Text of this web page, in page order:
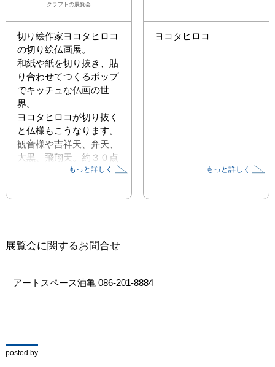
クラフト の展覧会
切り絵作家ヨコタヒロコ
の切り絵仏画展。
和紙や紙を切り抜き、貼
り合わせてつくるポップ
でキッチュな仏画の世
界。
ヨコタヒロコが切り抜く
と仏様もこうなります。
観音様や吉祥天、弁天、
大黒、飛翔天。約３０点
が古民家油亀に勢揃い。
す。
いろんな紙が、大変身。
時にはかわいく、時には
たまにいたずらをしちゃ
紙を切る。紙を貼る。
たったそれだけのことな
もっと詳しく
ヨコタヒロコ
もっと詳しく
展覧会に関するお問合せ
アートスペース油亀 086-201-8884
posted by